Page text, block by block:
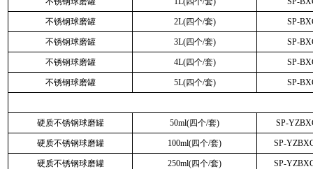
不锈钢球磨罐 2L(四个/套) SP-
不锈钢球磨罐 3L(四个/套) SP-
不锈钢球磨罐 4L(四个/套) SP-
不锈钢球磨罐 5L(四个/套) SP-
硬质不锈钢球磨罐 50ml(四个/套) SP-
硬质不锈钢球磨罐 100ml(四个/套) SP-
硬质不锈钢球磨罐 250ml(四个/套) SP-